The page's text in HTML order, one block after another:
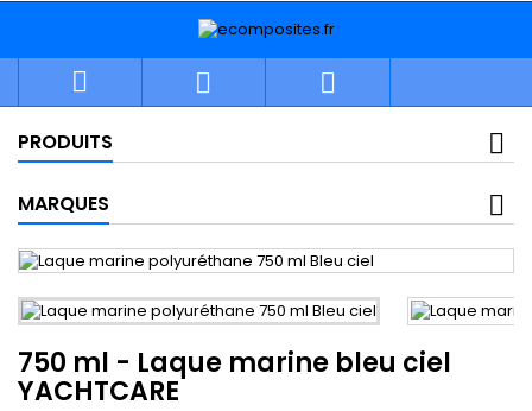
  
PRODUITS
MARQUES
750 ml - Laque marine bleu ciel
YACHTCARE